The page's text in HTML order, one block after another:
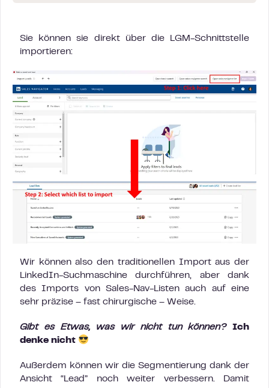
Sie können sie direkt über die LGM-Schnittstelle
importieren:
Wir können also den traditionellen Import aus der
LinkedIn-Suchmaschine durchführen, aber dank
des Imports von Sales-Nav-Listen auch auf eine
sehr präzise – fast chirurgische – Weise.
Gibt es Etwas, was wir nicht tun können?Ich
denke nicht
Außerdem können wir die Segmentierung dank der
Ansicht “Lead” noch weiter verbessern. Damit